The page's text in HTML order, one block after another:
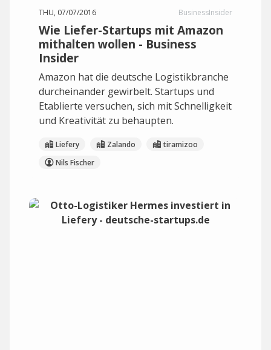
THU, 07/07/2016 BusinessInsider
Wie Liefer-Startups mit Amazon
mithalten wollen - Business
Insider
Amazon hat die deutsche Logistikbranche
durcheinander gewirbelt. Startups und
Etablierte versuchen, sich mit Schnelligkeit
und Kreativität zu behaupten.
Liefery Zalando
tiramizoo
Nils Fischer